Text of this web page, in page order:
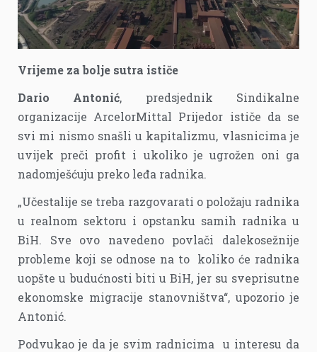
Vrijeme za bolje sutra ističe
Dario Antonić, predsjednik Sindikalne
organizacije ArcelorMittal Prijedor ističe da se
svi mi nismo snašli u kapitalizmu, vlasnicima je
uvijek preči profit i ukoliko je ugrožen oni ga
nadomješćuju preko leđa radnika.
„Učestalije se treba razgovarati o položaju radnika
u realnom sektoru i opstanku samih radnika u
BiH. Sve ovo navedeno povlači dalekosežnije
probleme koji se odnose na to koliko će radnika
uopšte u budućnosti biti u BiH, jer su sveprisutne
ekonomske migracije stanovništva“, upozorio je
Antonić.
Podvukao je da je svim radnicima u interesu da